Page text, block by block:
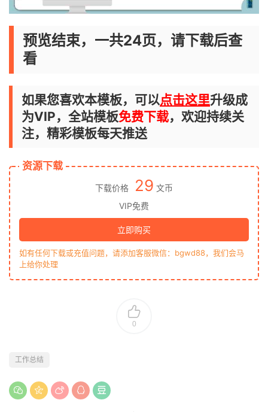
预览结束，一共24页，请下载后查
看
如果您喜欢本模板，可以点击这里升级成
为VIP，全站模板免费下载，欢迎持续关
注，精彩模板每天推送
资源下载
下载价格 29 文币
VIP免费
立即购买
如有任何下载或充值问题，请添加客服微信：bgwd88，我们会马
上给你处理
0
工作总结